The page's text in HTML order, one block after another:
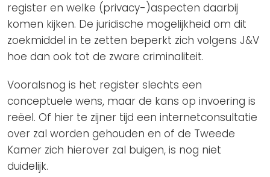
register en welke (privacy-)aspecten daarbij
komen kijken. De juridische mogelijkheid om dit
zoekmiddel in te zetten beperkt zich volgens J&V
hoe dan ook tot de zware criminaliteit.
Vooralsnog is het register slechts een
conceptuele wens, maar de kans op invoering is
reëel. Of hier te zijner tijd een internetconsultatie
over zal worden gehouden en of de Tweede
Kamer zich hierover zal buigen, is nog niet
duidelijk.